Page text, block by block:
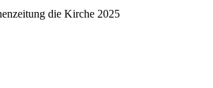
die Kirche 2025